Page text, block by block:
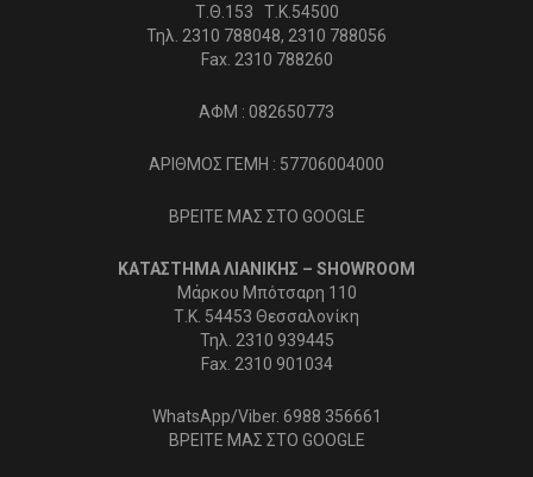
Τ.Θ.153 Τ.Κ.54500
Τηλ. 2310 788048, 2310 788056
Fax. 2310 788260
ΑΦΜ : 082650773
ΑΡΙΘΜΟΣ ΓΕΜΗ : 57706004000
ΒΡΕΙΤΕ ΜΑΣ ΣΤΟ GOOGLE
ΚΑΤΑΣΤΗΜΑ ΛΙΑΝΙΚΗΣ – SHOWROOM
Μάρκου Μπότσαρη 110
Τ.Κ. 54453 Θεσσαλονίκη
Τηλ. 2310 939445
Fax. 2310 901034
WhatsApp/Viber. 6988 356661
ΒΡΕΙΤΕ ΜΑΣ ΣΤΟ GOOGLE